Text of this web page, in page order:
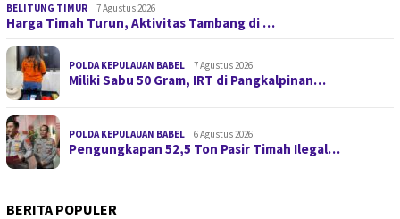
BELITUNG TIMUR 7 Agustus 2026
Harga Timah Turun, Aktivitas Tambang di …
POLDA KEPULAUAN BABEL 7 Agustus 2026
Miliki Sabu 50 Gram, IRT di Pangkalpinan…
POLDA KEPULAUAN BABEL 6 Agustus 2026
Pengungkapan 52,5 Ton Pasir Timah Ilegal…
BERITA POPULER